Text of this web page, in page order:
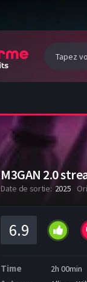
M3GAN 2.0
Date de sortie: 2025
6.9
Time 2h 00min